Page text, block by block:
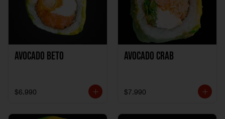
Avocado Beto
$6.990
Avocado Crab
$7.990